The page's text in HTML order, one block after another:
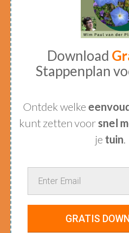
Download
Stappenplan
Ontdek welke
kunt zetten voorsnel
je tuin.
GRATIS